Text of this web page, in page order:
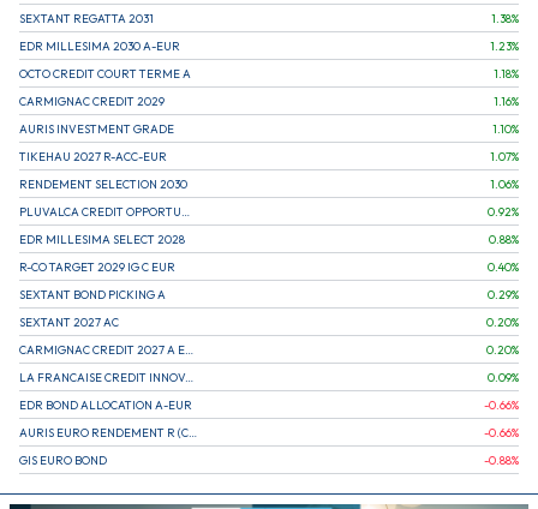
SEXTANT REGATTA 2031
1.38%
EDR MILLESIMA 2030 A-EUR
1.23%
OCTO CREDIT COURT TERME A
1.18%
CARMIGNAC CREDIT 2029
1.16%
AURIS INVESTMENT GRADE
1.10%
TIKEHAU 2027 R-ACC-EUR
1.07%
RENDEMENT SELECTION 2030
1.06%
0.92%
EDR MILLESIMA SELECT 2028
0.88%
R-CO TARGET 2029 IG C EUR
0.40%
SEXTANT BOND PICKING A
0.29%
SEXTANT 2027 AC
0.20%
0.20%
LA FRANCAISE CREDIT INNOVATION
0.09%
EDR BOND ALLOCATION A-EUR
-0.66%
-0.66%
GIS EURO BOND
-0.88%